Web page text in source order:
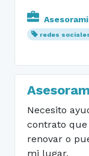
redes
Necesito
contrato
renovar o
mi lugar.